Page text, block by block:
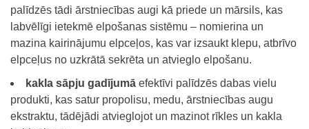
palīdzēs tādi ārstniecības augi kā priede un mārsils, kas
labvēlīgi ietekmē elpošanas sistēmu – nomierina un
mazina kairinājumu elpceļos, kas var izsaukt klepu, atbrīvo
elpceļus no uzkrātā sekrēta un atvieglo elpošanu.
kakla sāpju gadījumā efektīvi palīdzēs dabas vielu
produkti, kas satur propolisu, medu, ārstniecības augu
ekstraktu, tādējādi atvieglojot un mazinot rīkles un kakla